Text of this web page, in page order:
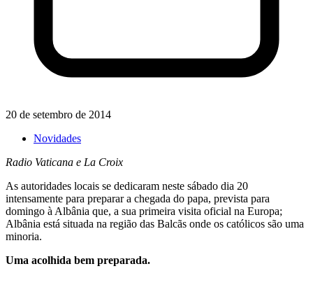
20 de setembro de 2014
Novidades
Radio Vaticana e La Croix
As autoridades locais se dedicaram neste sábado dia 20
intensamente para preparar a chegada do papa, prevista para
domingo à Albânia que, a sua primeira visita oficial na Europa;
Albânia está situada na região das Balcãs onde os católicos são uma
minoria.
Uma acolhida bem preparada.